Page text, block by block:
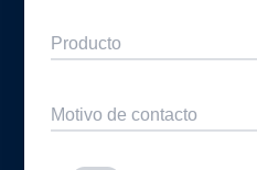
Producto
Motivo de contacto